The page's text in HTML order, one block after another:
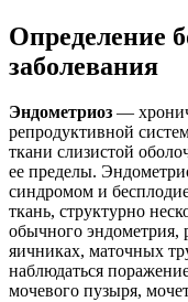
Определение
заболевания
Эндометриоз —
репродуктивной
ткани слизистой
ее пределы.
синдромом и
ткань, структурно
обычного эндометрия,
яичниках, маточных
наблюдаться
мочевого пузыря,